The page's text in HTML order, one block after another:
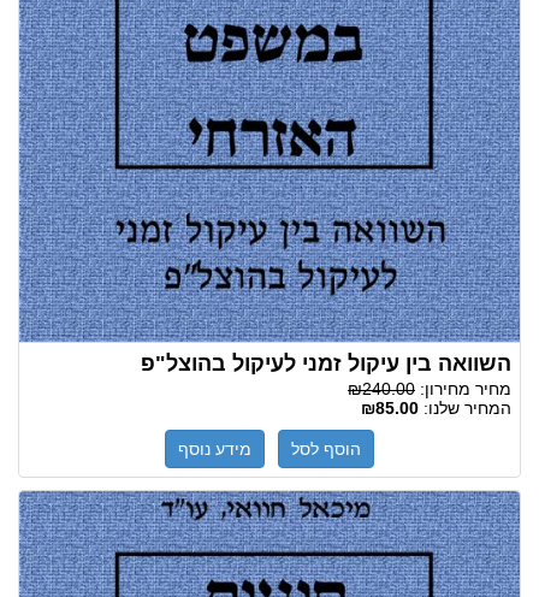
השוואה בין עיקול זמני לעיקול בהוצל"פ
מחיר מחירון: ₪240.00
המחיר שלנו: ₪85.00
הוסף לסל מידע נוסף